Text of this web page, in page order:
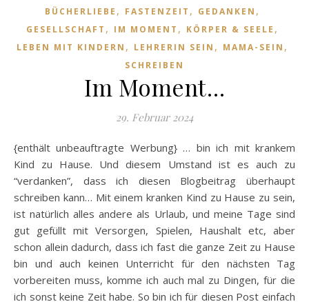
BÜCHERLIEBE , FASTENZEIT , GEDANKEN ,
GESELLSCHAFT , IM MOMENT , KÖRPER & SEELE ,
LEBEN MIT KINDERN , LEHRERIN SEIN , MAMA-SEIN ,
SCHREIBEN
Im Moment…
29. Februar 2024
{enthält unbeauftragte Werbung} … bin ich mit krankem
Kind zu Hause. Und diesem Umstand ist es auch zu
“verdanken”, dass ich diesen Blogbeitrag überhaupt
schreiben kann… Mit einem kranken Kind zu Hause zu sein,
ist natürlich alles andere als Urlaub, und meine Tage sind
gut gefüllt mit Versorgen, Spielen, Haushalt etc, aber
schon allein dadurch, dass ich fast die ganze Zeit zu Hause
bin und auch keinen Unterricht für den nächsten Tag
vorbereiten muss, komme ich auch mal zu Dingen, für die
ich sonst keine Zeit habe. So bin ich für diesen Post einfach